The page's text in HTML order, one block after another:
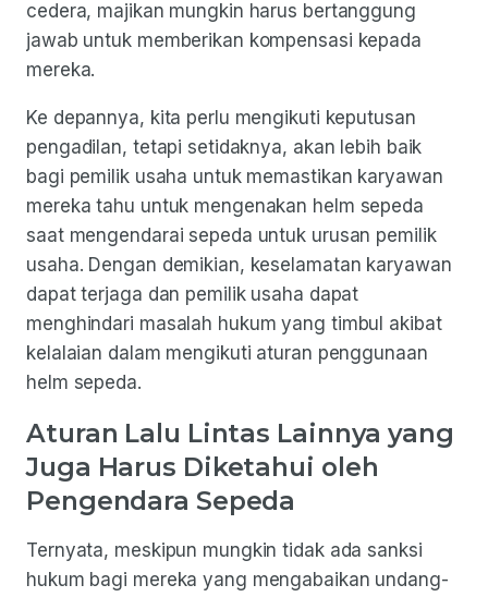
cedera, majikan mungkin harus bertanggung
jawab untuk memberikan kompensasi kepada
mereka.
Ke depannya, kita perlu mengikuti keputusan
pengadilan, tetapi setidaknya, akan lebih baik
bagi pemilik usaha untuk memastikan karyawan
mereka tahu untuk mengenakan helm sepeda
saat mengendarai sepeda untuk urusan pemilik
usaha. Dengan demikian, keselamatan karyawan
dapat terjaga dan pemilik usaha dapat
menghindari masalah hukum yang timbul akibat
kelalaian dalam mengikuti aturan penggunaan
helm sepeda.
Aturan Lalu Lintas Lainnya yang
Juga Harus Diketahui oleh
Pengendara Sepeda
Ternyata, meskipun mungkin tidak ada sanksi
hukum bagi mereka yang mengabaikan undang-